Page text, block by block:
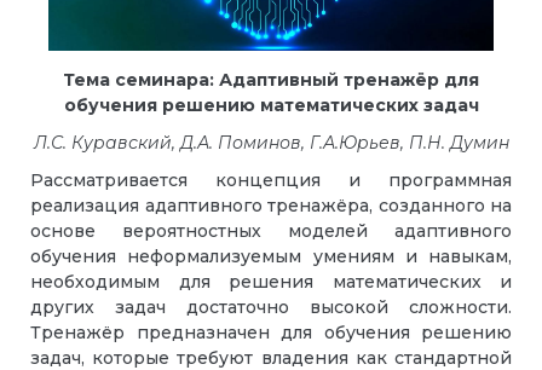
Тема семинара: Адаптивный тренажёр для
обучения решению математических задач
Л.С. Куравский, Д.А. Поминов, Г.А.Юрьев, П.Н. Думин
Рассматривается концепция и программная
реализация адаптивного тренажёра, созданного на
основе вероятностных моделей адаптивного
обучения неформализуемым умениям и навыкам,
необходимым для решения математических и
других задач достаточно высокой сложности.
Тренажёр предназначен для обучения решению
задач, которые требуют владения как стандартной